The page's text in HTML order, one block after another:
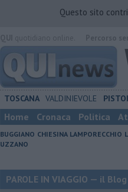
Questo sito
TOSCANA VALDINIEVOLE
Home Cronaca Politica
BUGGIANO CHIESINA LAMPORECCHIO
UZZANO
PAROLE IN VIAGGIO — il